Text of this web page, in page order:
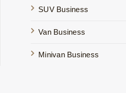
SUV Business
Van Business
Minivan Business